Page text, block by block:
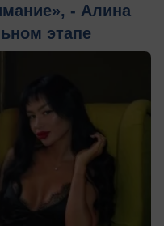
- Алина
этапе